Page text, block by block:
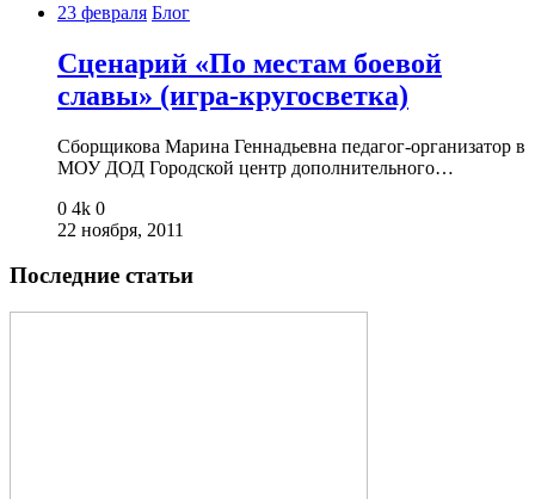
23 февраля Блог
Сценарий «По местам боевой
славы» (игра-кругосветка)
Cборщикова Марина Геннадьевна педагог-организатор в
МОУ ДОД Городской центр дополнительного…
0 4k 0
22 ноября, 2011
Последние статьи